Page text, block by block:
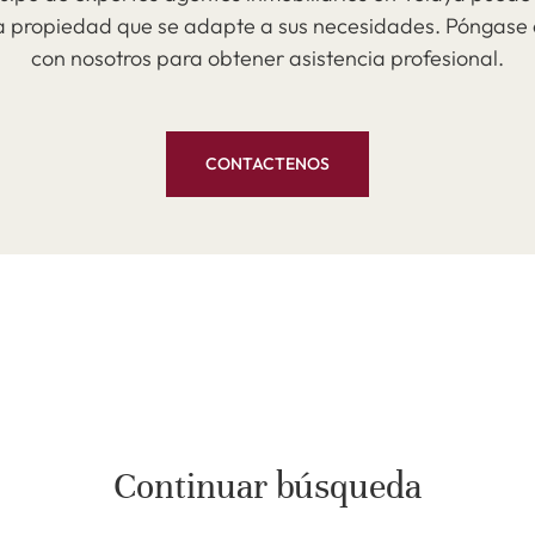
propiedad que se adapte a sus necesidades.
con nosotros para obtener asistencia profesional.
CONTACTENOS
Continuar búsqueda